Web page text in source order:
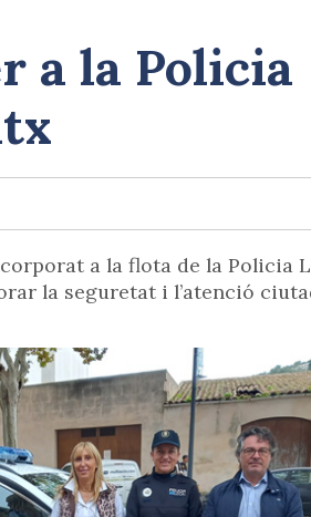
a la Policia
a la flota de la Policia
la seguretat i l’atenció